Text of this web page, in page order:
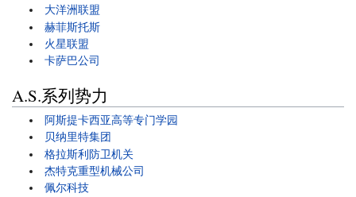
大洋洲联盟
赫菲斯托斯
火星联盟
卡萨巴公司
A.S.系列势力
阿斯提卡西亚高等专门学园
贝纳里特集团
格拉斯利防卫机关
杰特克重型机械公司
佩尔科技